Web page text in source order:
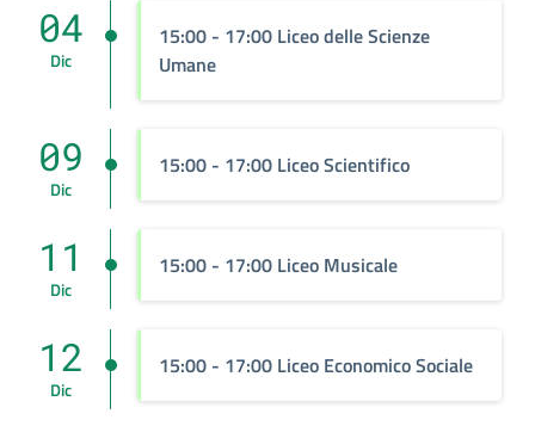
15:00 - 17:00 Liceo delle Scienze
Umane
04
Dic
15:00 - 17:00 Liceo Scientifico
09
Dic
15:00 - 17:00 Liceo Musicale
11
Dic
15:00 - 17:00 Liceo Economico Sociale
12
Dic